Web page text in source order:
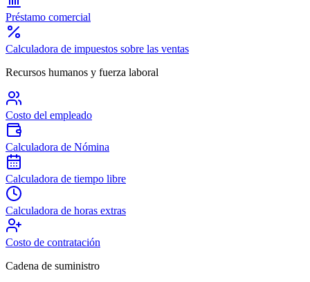
Préstamo comercial
Calculadora de impuestos sobre las ventas
Recursos humanos y fuerza laboral
Costo del empleado
Calculadora de Nómina
Calculadora de tiempo libre
Calculadora de horas extras
Costo de contratación
Cadena de suministro